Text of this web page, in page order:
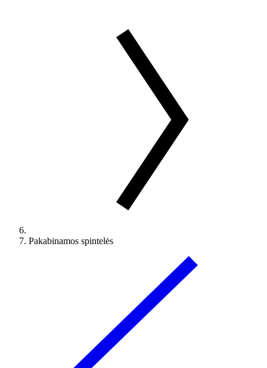
Pakabinamos spintelės